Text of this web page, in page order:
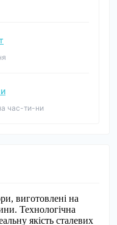
час-ти-ни
виготовлені на
Технологічна
якість сталевих